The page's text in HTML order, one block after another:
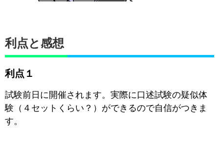
利点と感想
利点１
試験前日に開催されます。実際に口述試験の疑似体
験（４セットくらい？）ができるので自信がつきま
す。